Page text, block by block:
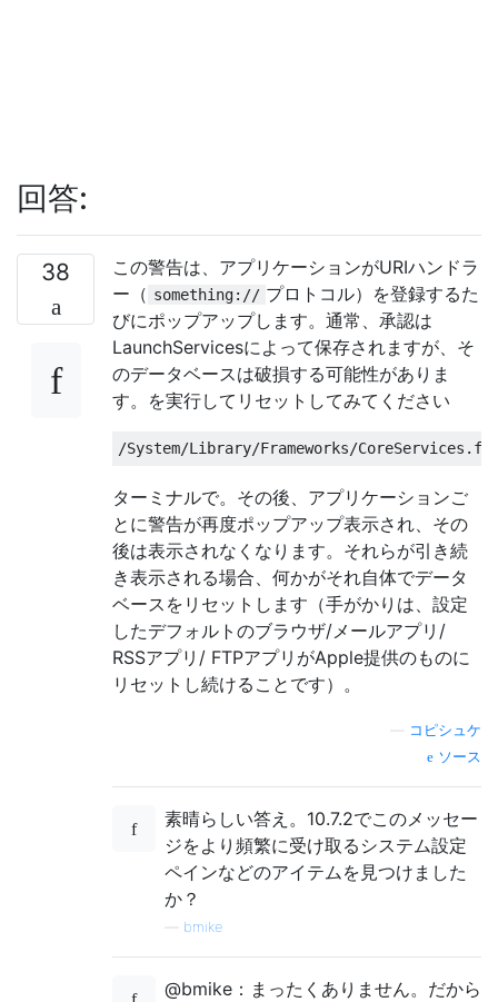
回答:
38
この警告は、アプリケーションがURIハンドラ
ー（ something:// プロトコル）を登録するた
びにポップアップします。通常、承認は
LaunchServicesによって保存されますが、そ
のデータベースは破損する可能性がありま
す。を実行してリセットしてみてください
ターミナルで。その後、アプリケーションご
とに警告が再度ポップアップ表示され、その
後は表示されなくなります。それらが引き続
き表示される場合、何かがそれ自体でデータ
ベースをリセットします（手がかりは、設定
したデフォルトのブラウザ/メールアプリ/
RSSアプリ/ FTPアプリがApple提供のものに
リセットし続けることです）。
コピシュケ
ソース
素晴らしい答え。10.7.2でこのメッセー
ジをより頻繁に受け取るシステム設定
ペインなどのアイテムを見つけました
か？
bmike
@bmike：まったくありません。だから